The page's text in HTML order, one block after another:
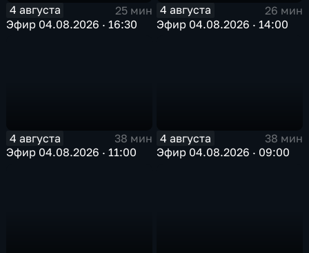
4 августа
25 мин
Эфир 04.08.2026 · 16:30
4 августа
26 мин
Эфир 04.08.2026 · 14:00
4 августа
38 мин
Эфир 04.08.2026 · 11:00
4 августа
38 мин
Эфир 04.08.2026 · 09:00